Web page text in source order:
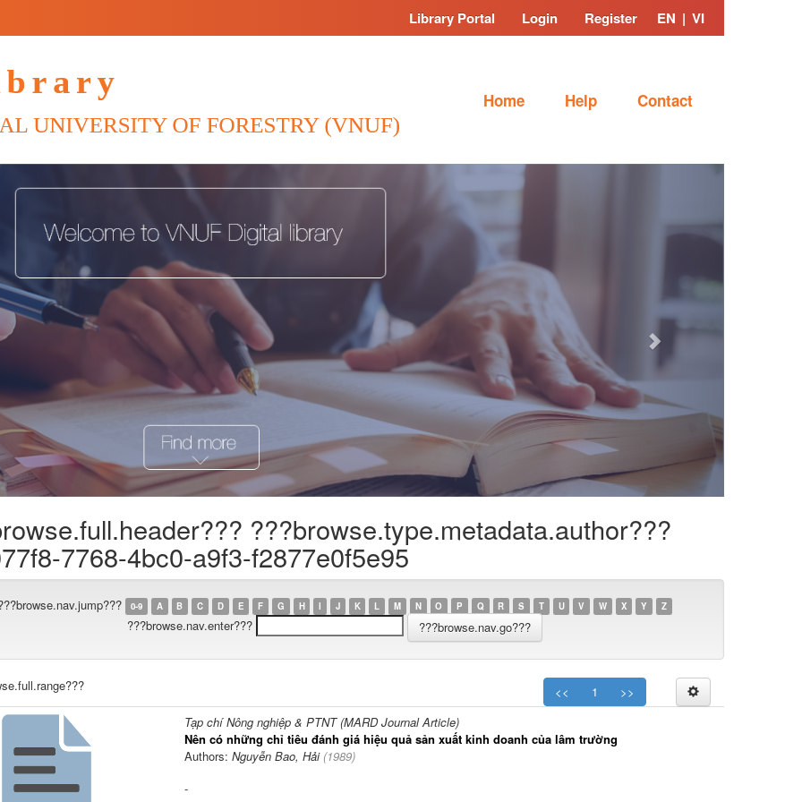
Library Portal Login Register EN | VI
Home Help Contact
???browse.type.metadata.author???
7768-4bc0-a9f3-f2877e0f5e95
0-9 A B C D E F G H I J K L M N O P Q R S T U V W X Y Z
???browse.nav.enter???
<< 1
>>
Tạp chí Nông nghiệp & PTNT (MARD Journal Article)
Nên có những chỉ tiêu đánh giá hiệu quả sản xuất kinh doanh của lâm trường
Authors: Nguyễn Bao, Hải(1989)
-